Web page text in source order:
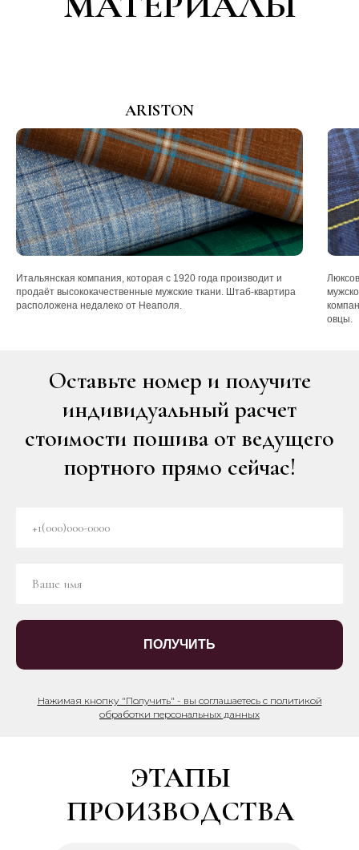
ARISTON
Итальянская компания, которая с 1920 года производит и
продаёт высококачественные мужские ткани. Штаб-квартира
расположена недалеко от Неаполя.
овцы.
Оставьте номер и получите
индивидуальный расчет
стоимости пошива от ведущего
портного прямо сейчас!
ПОЛУЧИТЬ
Нажимая кнопку "Получить" - вы соглашаетесь с политикой
обработки персональных данных
ЭТАПЫ
ПРОИЗВОДСТВА